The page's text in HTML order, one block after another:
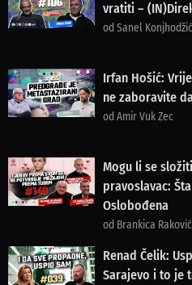
vratiti –
od Sanel Konjhodžić
Irfan Hošić:
ne zaboravite
od Amir Vuk Zec
Mogu li se
pravoslavac:
Oslobođena
od Brankica Raković
Renad Čelik:
Sarajevo i to je